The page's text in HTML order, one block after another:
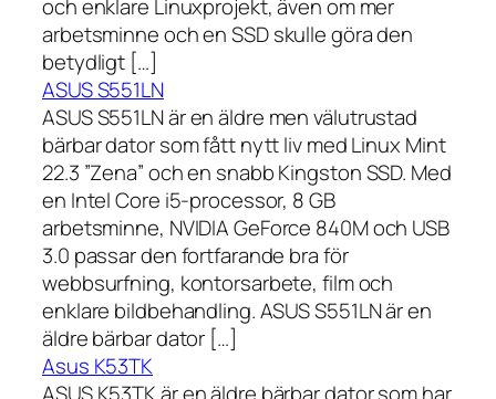
och enklare Linuxprojekt, även om mer
arbetsminne och en SSD skulle göra den
betydligt […]
ASUS S551LN
ASUS S551LN är en äldre men välutrustad
bärbar dator som fått nytt liv med Linux Mint
22.3 ”Zena” och en snabb Kingston SSD. Med
en Intel Core i5-processor, 8 GB
arbetsminne, NVIDIA GeForce 840M och USB
3.0 passar den fortfarande bra för
webbsurfning, kontorsarbete, film och
enklare bildbehandling. ASUS S551LN är en
äldre bärbar dator […]
Asus K53TK
ASUS K53TK är en äldre bärbar dator som har